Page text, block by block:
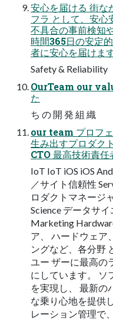
安心を届ける 街な
フラ として、安心
不具合の事前検知
時間365日の安定
者に安心を届けま
Safety & Reliability
OurTeam our
た
ち の 開 発 組 織
our team プロフ
生み出すプロダク
CTO 最高技術責任
IoT IoT iOS iOS
／サイト信頼性
ロダクトマネージ
Science データサ
Marketing
ア、 ハードウェア
ングなど、各分野
ユー ザーに最高の
にしています。 ソ
を実現し、 最新の
な乗り心地を提供
レーション管理で